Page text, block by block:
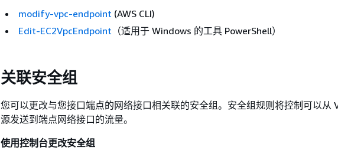
modify-vpc-endpoint (AWS CLI)
Edit-EC2VpcEndpoint （适用于 Windows 的工具 PowerShell）
关联安全组
您可以更改与您接口端点的网络接口相关联的安全组。安全组规则将控制可以从
源发送到端点网络接口的流量。
使用控制台更改安全组